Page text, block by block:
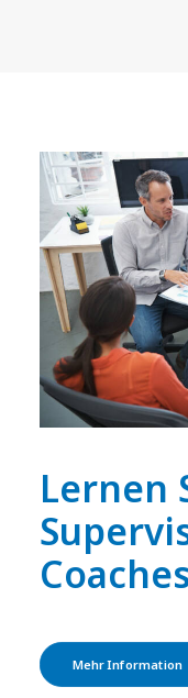
Lernen
Mehr Information